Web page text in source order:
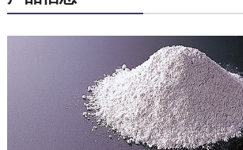
投资者关系
日本語 English
咨询